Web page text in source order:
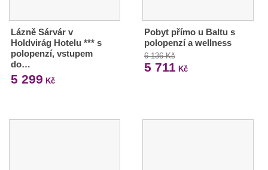
Lázně Sárvár v
Holdvirág Hotelu *** s
polopenzí, vstupem
do…
5 299 Kč
Pobyt přímo u Baltu s
polopenzí a wellness
6 136 Kč
5 711 Kč